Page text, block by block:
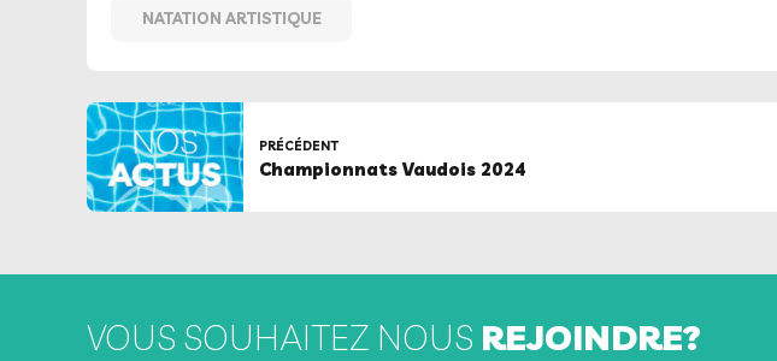
NATATION ARTISTIQUE
PRÉCÉDENT
Championnats Vaudois 2024
VOUS SOUHAITEZ NOUS REJOINDRE?